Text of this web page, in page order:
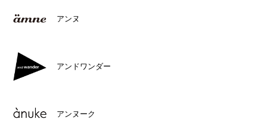
アンヌ
アンドワンダー
アンヌーク